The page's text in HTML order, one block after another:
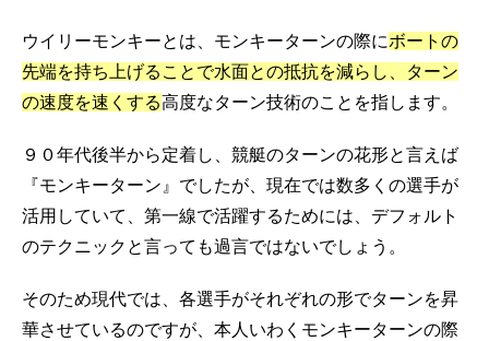
ウイリーモンキーとは、モンキーターンの際にボートの
先端を持ち上げることで水面との抵抗を減らし、ターン
の速度を速くする高度なターン技術のことを指します。
９０年代後半から定着し、競艇のターンの花形と言えば
『モンキーターン』でしたが、現在では数多くの選手が
活用していて、第一線で活躍するためには、デフォルト
のテクニックと言っても過言ではないでしょう。
そのため現代では、各選手がそれぞれの形でターンを昇
華させているのですが、本人いわくモンキーターンの際